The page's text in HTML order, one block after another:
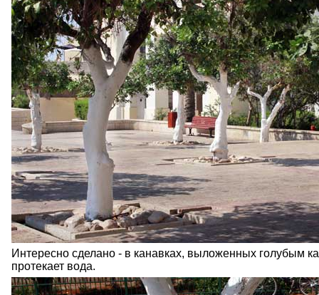
Интересно сделано - в канавках, выложенных голубым
протекает вода.